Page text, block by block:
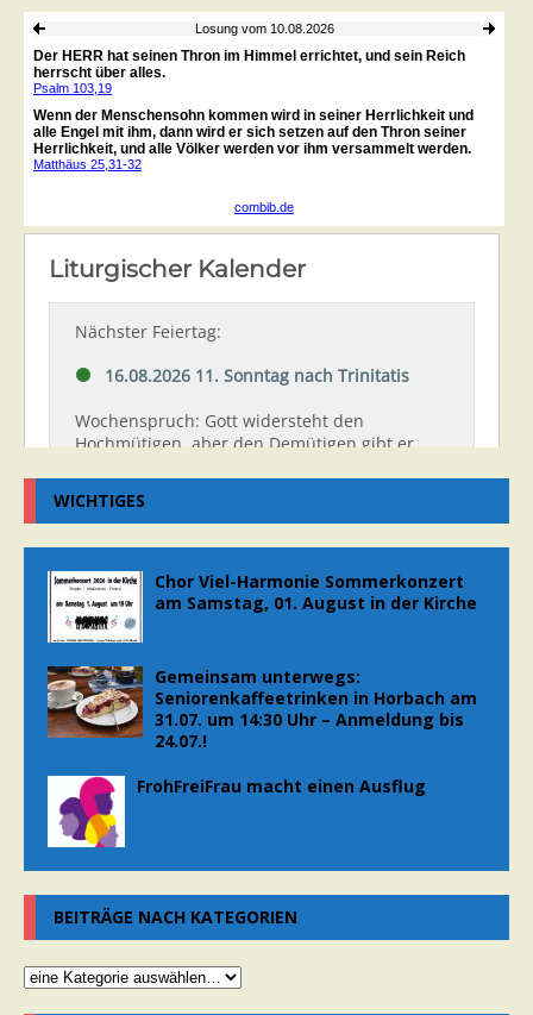
WICHTIGES
Chor Viel-Harmonie Sommerkonzert
am Samstag, 01. August in der Kirche
Gemeinsam unterwegs:
Seniorenkaffeetrinken in Horbach am
31.07. um 14:30 Uhr – Anmeldung bis
24.07.!
FrohFreiFrau macht einen Ausflug
BEITRÄGE NACH KATEGORIEN